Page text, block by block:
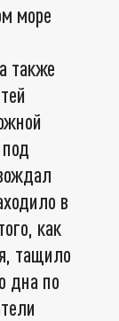
море
также
в
как
тащило
дна по